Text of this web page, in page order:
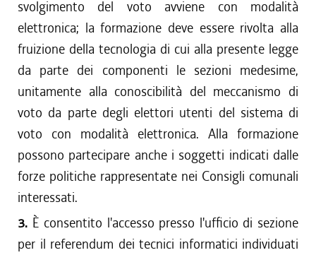
svolgimento del voto avviene con modalità
elettronica; la formazione deve essere rivolta alla
fruizione della tecnologia di cui alla presente legge
da parte dei componenti le sezioni medesime,
unitamente alla conoscibilità del meccanismo di
voto da parte degli elettori utenti del sistema di
voto con modalità elettronica. Alla formazione
possono partecipare anche i soggetti indicati dalle
forze politiche rappresentate nei Consigli comunali
interessati.
3. È consentito l'accesso presso l'ufficio di sezione
per il referendum dei tecnici informatici individuati